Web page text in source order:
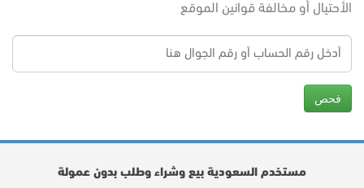
الأحتيال أو مخالفة قوانين الموقع
مستخدم السعودية بيع وشراء وطلب بدون عمولة